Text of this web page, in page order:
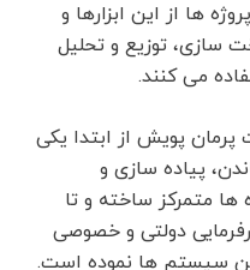
ها از این ابزارها و
سازی، توزیع و تحلیل
می کنند.
پویش از ابتدا یکی
پیاده سازی و
ها متمرکز ساخته و تا
ی کارفرمایی دولتی و خصوصی
سیستم ها نموده است.